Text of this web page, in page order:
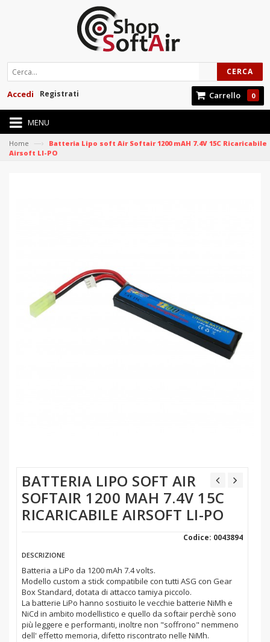
CERCA
Carrello 0
Registrati
Accedi
MENU
Home —›
Batteria Lipo soft Air Softair 1200 mAH 7.4V 15C Ricaricabile
Airsoft LI-PO
BATTERIA LIPO SOFT AIR
SOFTAIR 1200 MAH 7.4V 15C
RICARICABILE AIRSOFT LI-PO
Codice: 0043894
DESCRIZIONE
Batteria a LiPo da 1200 mAh 7.4 volts.
Modello custom a stick compatibile con tutti ASG con Gear
Box Standard, dotata di attacco tamiya piccolo.
La batterie LiPo hanno sostiuito le vecchie batterie NiMh e
NiCd in ambito modellistico e quello da softair perchè sono
più leggere e performanti, inoltre non "soffrono" nemmeno
dell' effetto memoria, difetto riscontrato nelle NiMh.